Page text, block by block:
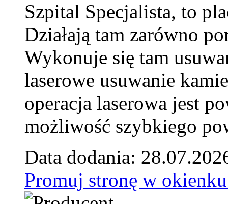
Szpital Specjalista, to
Działają tam zarówno
Wykonuje się tam
laserowe usuwanie
operacja laserowa jest
możliwość szybkiego
Data dodania:
Promuj stronę w